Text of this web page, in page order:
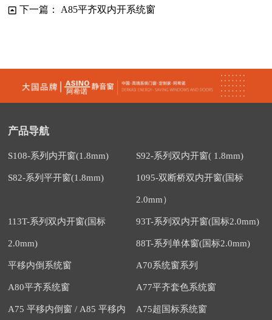
下一篇： A85平齐双内开系统窗
产品导航
S108-系列内开窗(1.8mm) S92-系列双内开窗( 1.8mm)
S82-系列平开窗(1.8mm) 1095-双断桥双内开窗(国标
2.0mm）
113T-系列双内开窗(国标
2.0mm)
93T-系列双内开窗(国标2.0mm)
88T-系列单体窗(国标2.0mm)
平移内倒系统窗 A70系统窗系列
A80平齐系统窗 A77平齐套色系统窗
A75 平移内倒窗 / A85 平移内 A75超国标系统窗